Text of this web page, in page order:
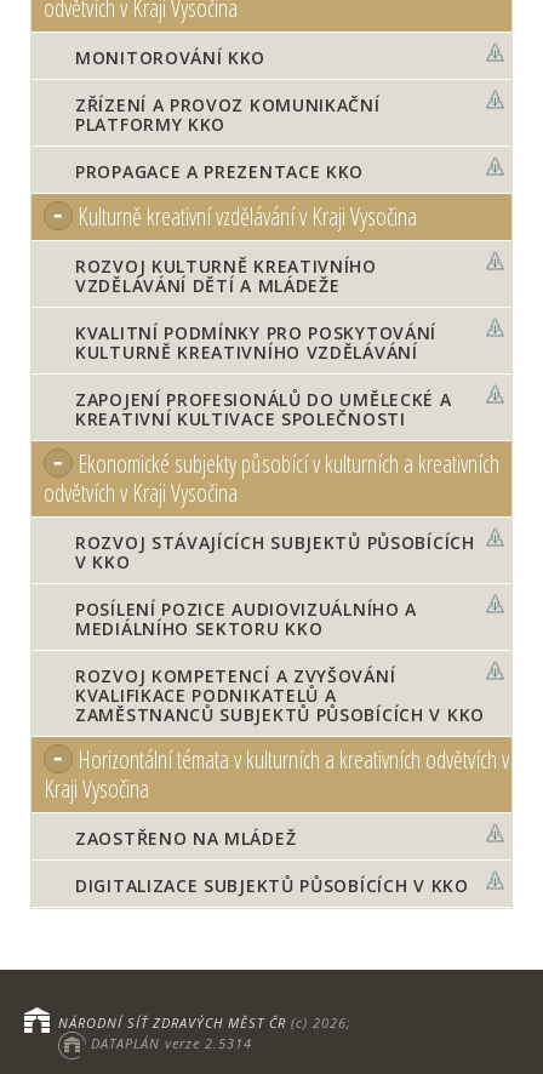
odvětvích v Kraji Vysočina
MONITOROVÁNÍ KKO
ZŘÍZENÍ A PROVOZ KOMUNIKAČNÍ
PLATFORMY KKO
PROPAGACE A PREZENTACE KKO
Kulturně kreativní vzdělávání v Kraji Vysočina
ROZVOJ KULTURNĚ KREATIVNÍHO
VZDĚLÁVÁNÍ DĚTÍ A MLÁDEŽE
KVALITNÍ PODMÍNKY PRO POSKYTOVÁNÍ
KULTURNĚ KREATIVNÍHO VZDĚLÁVÁNÍ
ZAPOJENÍ PROFESIONÁLŮ DO UMĚLECKÉ A
KREATIVNÍ KULTIVACE SPOLEČNOSTI
Ekonomické subjekty působící v kulturních a kreativních
odvětvích v Kraji Vysočina
ROZVOJ STÁVAJÍCÍCH SUBJEKTŮ PŮSOBÍCÍCH
V KKO
POSÍLENÍ POZICE AUDIOVIZUÁLNÍHO A
MEDIÁLNÍHO SEKTORU KKO
ROZVOJ KOMPETENCÍ A ZVYŠOVÁNÍ
KVALIFIKACE PODNIKATELŮ A
ZAMĚSTNANCŮ SUBJEKTŮ PŮSOBÍCÍCH V KKO
Horizontální témata v kulturních a kreativních odvětvích v
Kraji Vysočina
ZAOSTŘENO NA MLÁDEŽ
DIGITALIZACE SUBJEKTŮ PŮSOBÍCÍCH V KKO
NÁRODNÍ SÍŤ ZDRAVÝCH MĚST ČR (c) 2026;
DATAPLÁN verze 2.5314